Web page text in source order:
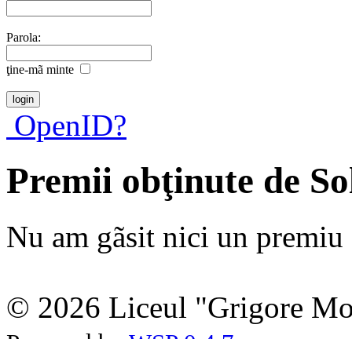
Parola:
ţine-mã minte
OpenID?
Premii obţinute de
Nu am gãsit nici un premiu
© 2026 Liceul "Grigore